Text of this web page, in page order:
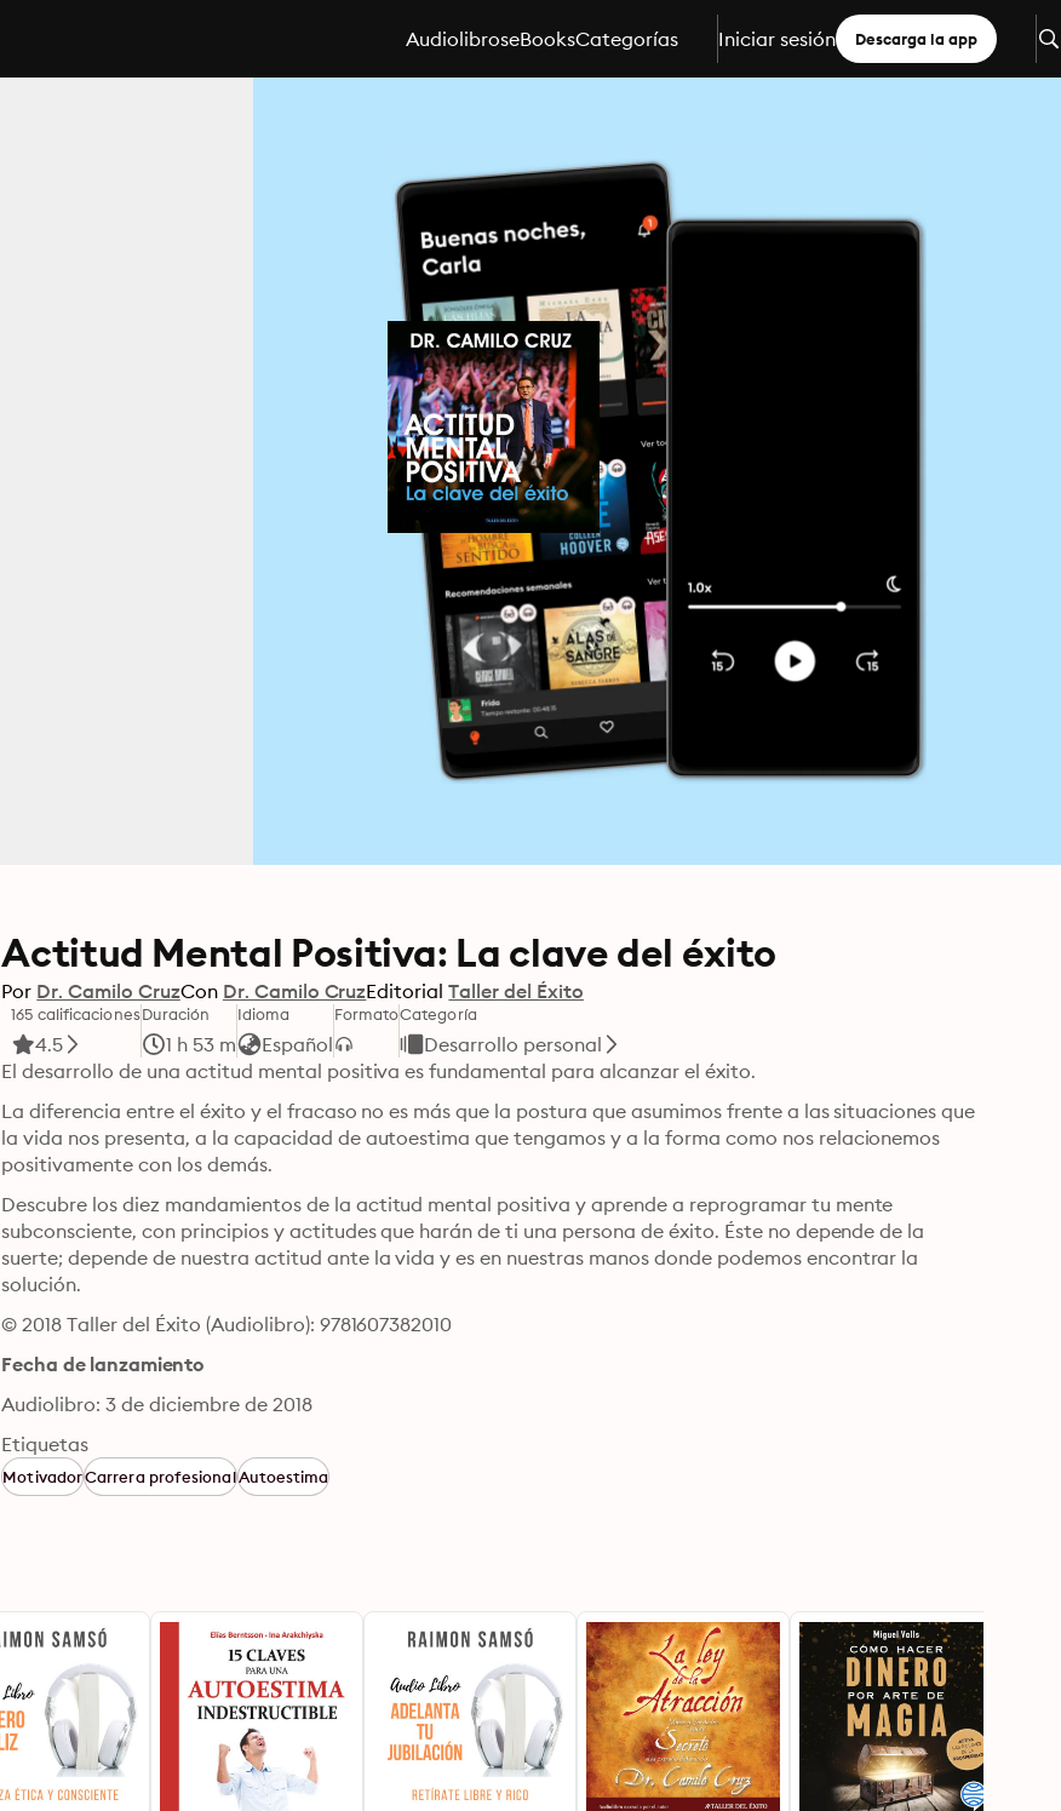
AudiolibroseBooksCategorías Iniciar sesión Descarga la app
Actitud Mental Positiva: La clave del éxito
Por Dr. Camilo CruzCon Dr. Camilo CruzEditorial Taller del Éxito
165 calificaciones
4.5
Duración
1 h 53 m
Idioma
Español
FormatoCategoría
Desarrollo personal
El desarrollo de una actitud mental positiva es fundamental para alcanzar el éxito.
La diferencia entre el éxito y el fracaso no es más que la postura que asumimos frente a las situaciones que
la vida nos presenta, a la capacidad de autoestima que tengamos y a la forma como nos relacionemos
positivamente con los demás.
Descubre los diez mandamientos de la actitud mental positiva y aprende a reprogramar tu mente
subconsciente, con principios y actitudes que harán de ti una persona de éxito. Éste no depende de la
suerte; depende de nuestra actitud ante la vida y es en nuestras manos donde podemos encontrar la
solución.
© 2018 Taller del Éxito (Audiolibro): 9781607382010
Fecha de lanzamiento
Audiolibro: 3 de diciembre de 2018
Etiquetas
MotivadorCarrera profesionalAutoestima